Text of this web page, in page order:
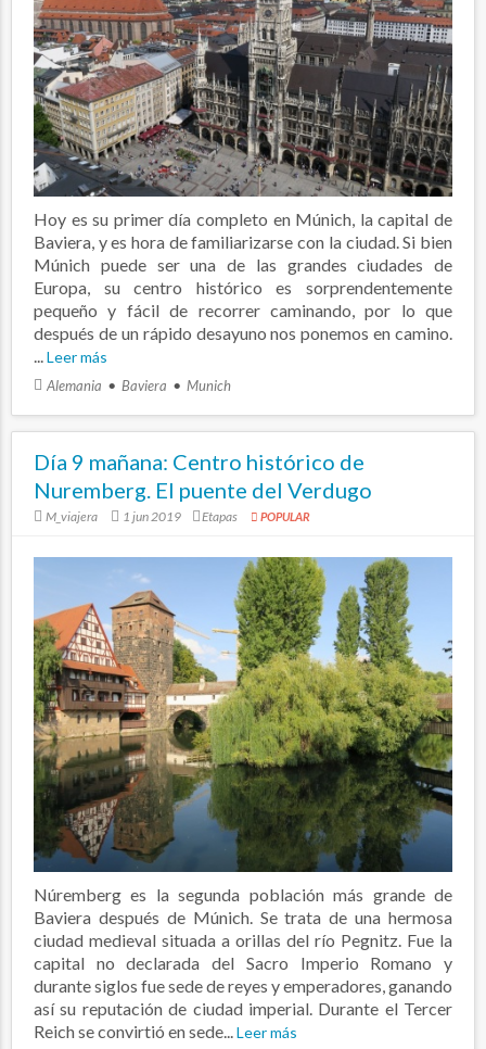
Hoy es su primer día completo en Múnich, la capital de
Baviera, y es hora de familiarizarse con la ciudad. Si bien
Múnich puede ser una de las grandes ciudades de
Europa, su centro histórico es sorprendentemente
pequeño y fácil de recorrer caminando, por lo que
después de un rápido desayuno nos ponemos en camino.
...Leer más
Alemania Baviera Munich
Día 9 mañana: Centro histórico de
Nuremberg. El puente del Verdugo
M_viajera 1 jun 2019 Etapas POPULAR
Núremberg es la segunda población más grande de
Baviera después de Múnich. Se trata de una hermosa
ciudad medieval situada a orillas del río Pegnitz. Fue la
capital no declarada del Sacro Imperio Romano y
durante siglos fue sede de reyes y emperadores, ganando
así su reputación de ciudad imperial. Durante el Tercer
Reich se convirtió en sede... Leer más